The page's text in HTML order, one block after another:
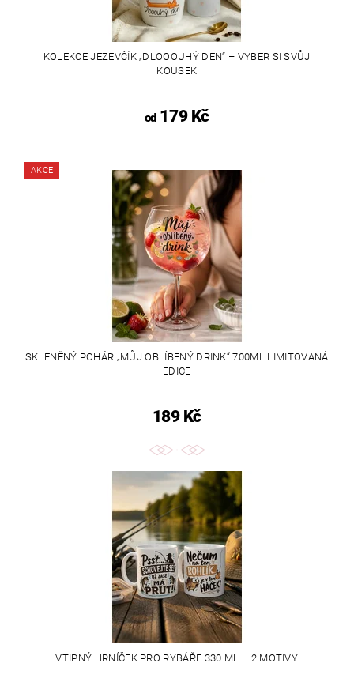
KOLEKCE JEZEVČÍK „DLOOOUHÝ DEN“ – VYBER SI SVŮJ
KOUSEK
od179 Kč
AKCE
SKLENĚNÝ POHÁR „MŮJ OBLÍBENÝ DRINK“ 700ML LIMITOVANÁ
EDICE
189 Kč
VTIPNÝ HRNÍČEK PRO RYBÁŘE 330 ML – 2 MOTIVY